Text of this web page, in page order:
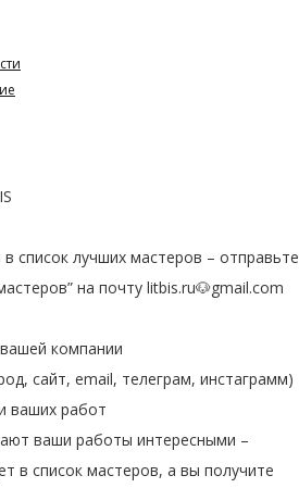
список лучших мастеров – отправьте
на почту litbis.ru🐶gmail.com
компании
сайт, email, телеграм, инстаграмм)
ваших работ
ваши работы интересными –
в список мастеров, а вы получите